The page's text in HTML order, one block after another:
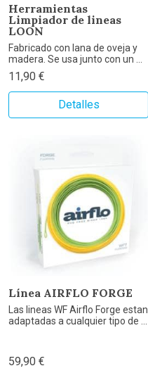
Herramientas
Limpiador de lineas
LOON
Fabricado con lana de oveja y
madera. Se usa junto con un ...
11,90 €
Detalles
Línea AIRFLO FORGE
Las lineas WF Airflo Forge estan
adaptadas a cualquier tipo de ...
59,90 €